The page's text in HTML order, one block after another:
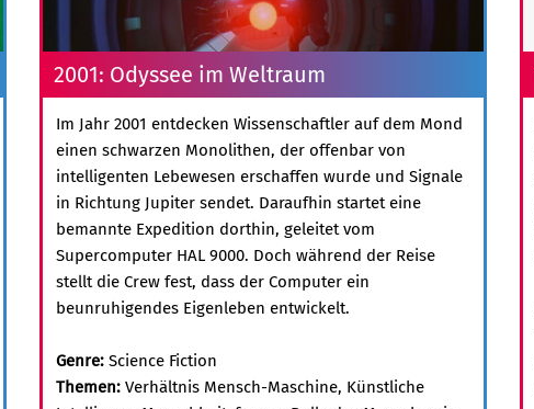
2001: Odyssee im Weltraum
Im Jahr 2001 entdecken Wissenschaftler auf dem Mond
einen schwarzen Monolithen, der offenbar von
intelligenten Lebewesen erschaffen wurde und Signale
in Richtung Jupiter sendet. Daraufhin startet eine
bemannte Expedition dorthin, geleitet vom
Supercomputer HAL 9000. Doch während der Reise
stellt die Crew fest, dass der Computer ein
beunruhigendes Eigenleben entwickelt.
Genre: Science Fiction
Themen: Verhältnis Mensch-Maschine, Künstliche